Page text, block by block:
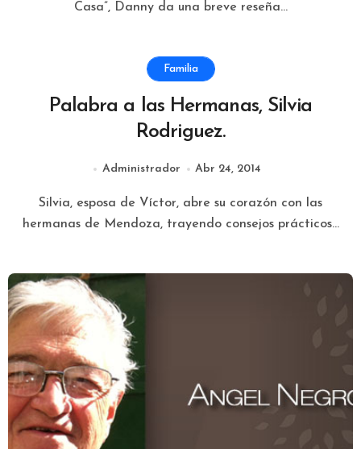
Casa”, Danny da una breve reseña...
Familia
Palabra a las Hermanas, Silvia
Rodriguez.
Administrador Abr 24, 2014
Silvia, esposa de Víctor, abre su corazón con las
hermanas de Mendoza, trayendo consejos prácticos...